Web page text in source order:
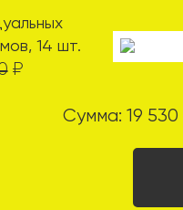
14 шт.
₽
Сумма: 19 530